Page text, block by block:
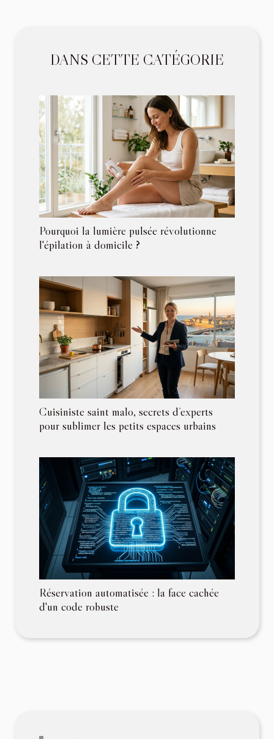
DANS CETTE CATÉGORIE
Pourquoi la lumière pulsée révolutionne
l'épilation à domicile ?
Cuisiniste saint malo, secrets d’experts
pour sublimer les petits espaces urbains
Réservation automatisée : la face cachée
d'un code robuste